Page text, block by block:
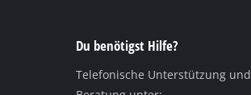
Du benötigst Hilfe?
Telefonische Unterstützung und